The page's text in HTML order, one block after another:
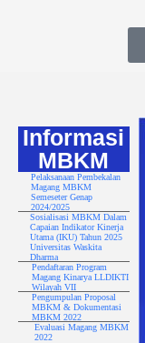
Informasi
MBKM
Pelaksanaan Pembekalan
Magang MBKM
Semeseter Genap
2024/2025
Sosialisasi MBKM Dalam
Capaian Indikator Kinerja
Utama (IKU) Tahun 2025
Universitas Waskita
Dharma
Pendaftaran Program
Magang Kinarya LLDIKTI
Wilayah VII
Pengumpulan Proposal
MBKM & Dokumentasi
MBKM 2022
Evaluasi Magang MBKM
2022